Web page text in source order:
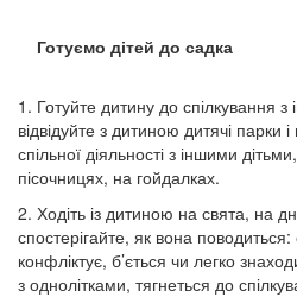
Готуємо дітей до садка
1. Готуйте дитину до спілкування
відвідуйте з дитиною дитячі парки
спільної діяльності з іншими
пісочницях, на гойдалках.
2. Ходіть із дитиною на свята, на
спостерігайте, як вона
конфліктує, б’ється чи легко
з однолітками, тягнеться до